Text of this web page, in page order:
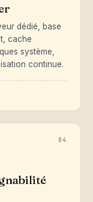
dédié, base
cache
système,
continue.
04